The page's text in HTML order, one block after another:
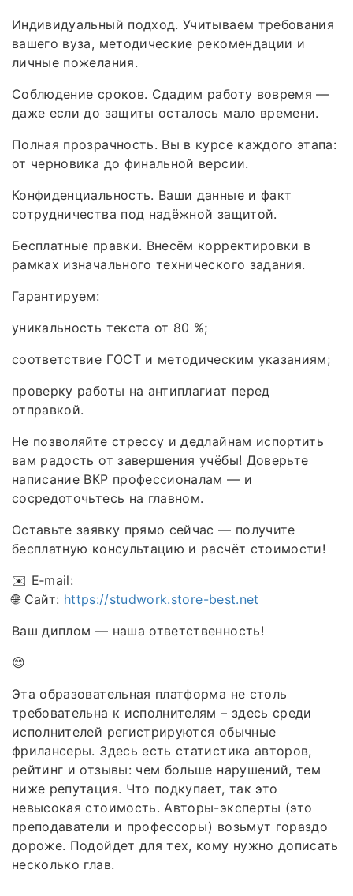
Индивидуальный подход. Учитываем требования
вашего вуза, методические рекомендации и
личные пожелания.
Соблюдение сроков. Сдадим работу вовремя —
даже если до защиты осталось мало времени.
Полная прозрачность. Вы в курсе каждого этапа:
от черновика до финальной версии.
Конфиденциальность. Ваши данные и факт
сотрудничества под надёжной защитой.
Бесплатные правки. Внесём корректировки в
рамках изначального технического задания.
Гарантируем:
уникальность текста от 80 %;
соответствие ГОСТ и методическим указаниям;
проверку работы на антиплагиат перед
отправкой.
Не позволяйте стрессу и дедлайнам испортить
вам радость от завершения учёбы! Доверьте
написание ВКР профессионалам — и
сосредоточьтесь на главном.
Оставьте заявку прямо сейчас — получите
бесплатную консультацию и расчёт стоимости!
✉️ E‑mail:
🌐 Сайт: https://studwork.store-best.net
Ваш диплом — наша ответственность!
😊
Эта образовательная платформа не столь
требовательна к исполнителям – здесь среди
исполнителей регистрируются обычные
фрилансеры. Здесь есть статистика авторов,
рейтинг и отзывы: чем больше нарушений, тем
ниже репутация. Что подкупает, так это
невысокая стоимость. Авторы-эксперты (это
преподаватели и профессоры) возьмут гораздо
дороже. Подойдет для тех, кому нужно дописать
несколько глав.